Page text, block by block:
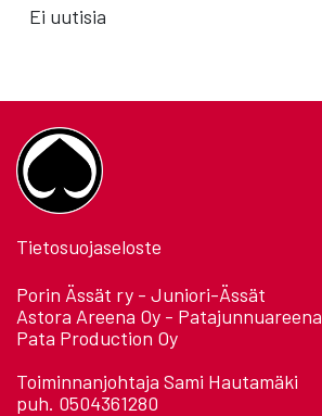
Ei uutisia
Tietosuojaseloste
Porin Ässät ry - Juniori-Ässät
Astora Areena Oy - Patajunnuareena
Pata Production Oy
Toiminnanjohtaja Sami Hautamäki
puh. 0504361280